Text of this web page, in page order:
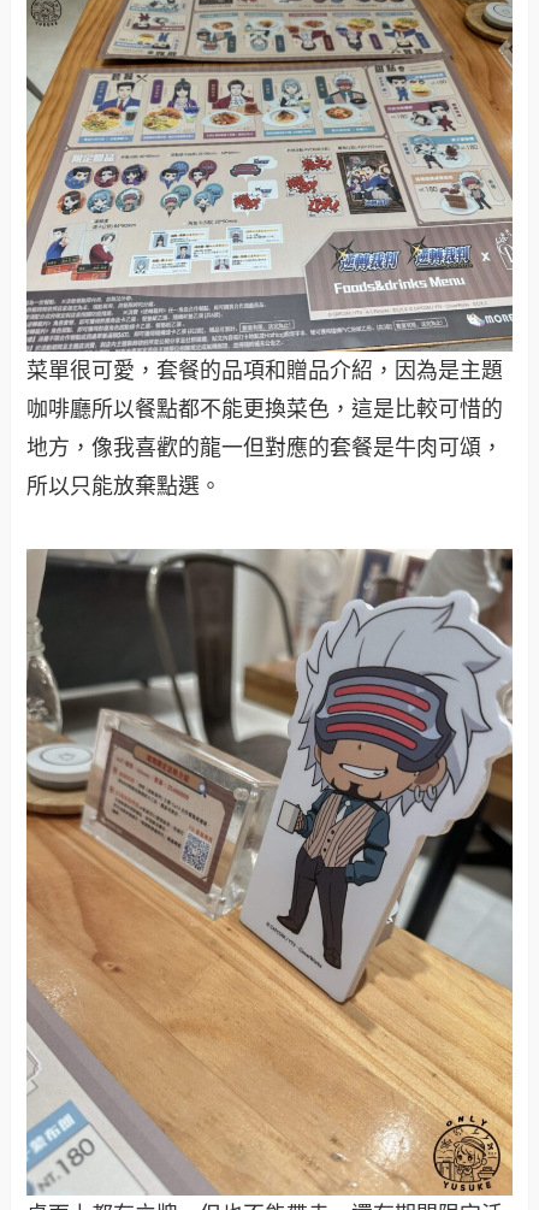
菜單很可愛，套餐的品項和贈品介紹，因為是主題
咖啡廳所以餐點都不能更換菜色，這是比較可惜的
地方，像我喜歡的龍一但對應的套餐是牛肉可頌，
所以只能放棄點選。